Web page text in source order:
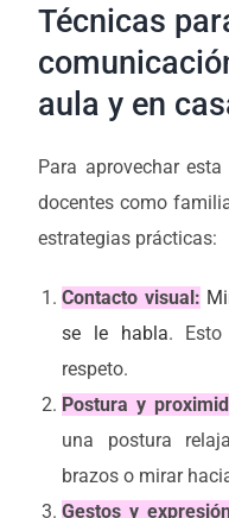
Técnicas
aula y en
Para aprovechar
docentes como
estrategias prácticas:
Contacto visual:
se le habla. Esto
respeto.
Postura y
una postura
brazos o mirar
Gestos y